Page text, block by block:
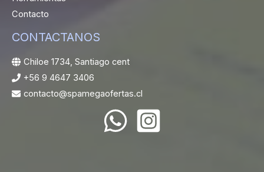
Contacto
CONTACTANOS
Chiloe 1734, Santiago cent
+56 9 4647 3406
contacto@spamegaofertas.cl